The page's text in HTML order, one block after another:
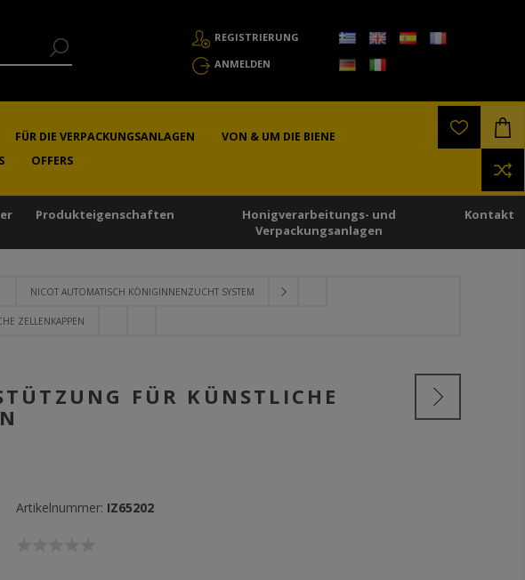
REGISTRIERUNG
ANMELDEN
FÜR DIE VERPACKUNGSANLAGEN
VON & UM DIE BIENE
OFFERS
Produkteigenschaften
Honigverarbeitungs- und
Verpackungsanlagen
Kontakt
NICOT AUTOMATISCH KÖNIGINNENZUCHT SYSTEM
ZELLENKAPPEN
FÜR KÜNSTLICHE
Artikelnummer: IZ65202